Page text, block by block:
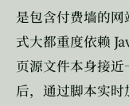
是包含付费墙的网
式大都重度依赖
页源文件本身接
后，通过脚本实